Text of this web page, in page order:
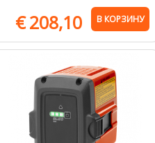
€208,10 В КОРЗИНУ